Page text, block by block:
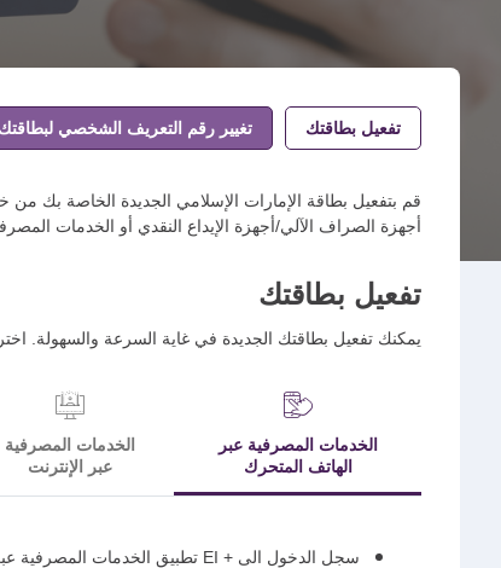
تفعيل بطاقتك تغيير رقم التعريف الشخصي لبطاقتك
أجهزة الصراف الآلي/أجهزة الإيداع النقدي أو الخدمات
تفعيل بطاقتك
يمكنك تفعيل بطاقتك الجديدة في غاية السرعة والسهولة. اختر
الخدمات المصرفية عبر
الهاتف المتحرك
الخدمات المصرفية
عبر الإنترنت
سجل الدخول الى + EI تطبيق الخدمات المصرفية عبر الهاتف المتحرك